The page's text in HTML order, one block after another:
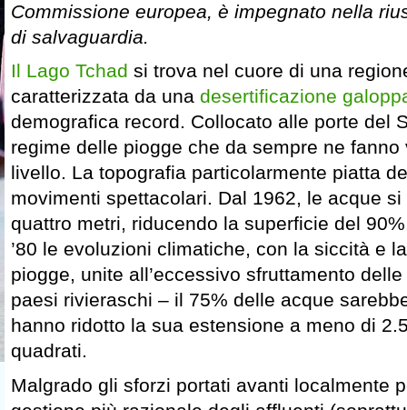
Commissione europea, è impegnato nella
di salvaguardia.
Il Lago Tchad si trova nel cuore di una
caratterizzata da una desertificazione
demografica record. Collocato alle porte del
regime delle piogge che da sempre ne
livello. La topografia particolarmente piatta
movimenti spettacolari. Dal 1962, le acque
quattro metri, riducendo la superficie del
’80 le evoluzioni climatiche, con la siccità e
piogge, unite all’eccessivo sfruttamento
paesi rivieraschi – il 75% delle acque
hanno ridotto la sua estensione a meno di
quadrati.
Malgrado gli sforzi portati avanti localmente